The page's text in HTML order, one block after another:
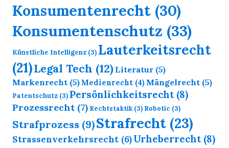
Konsumentenrecht (30)
Konsumentenschutz (33)
Künstliche Intelligenz (3) Lauterkeitsrecht
(21)Legal Tech (12) Literatur (5)
Markenrecht (5) Medienrecht (4) Mängelrecht (5)
Patentschutz (3)Persönlichkeitsrecht(8)
Prozessrecht (7) Rechtstaktik(3) Robotic (3)
Strafprozess (9)Strafrecht (23)
Strassenverkehrsrecht (6)Urheberrecht(8)